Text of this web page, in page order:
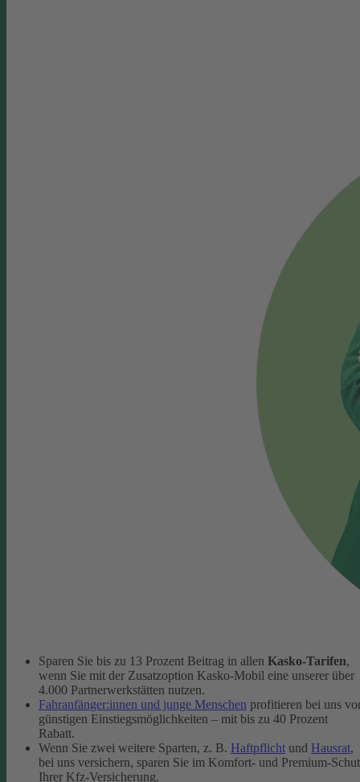
Sparen Sie bis zu 13 Prozent Beitrag in allen Kasko-Tarifen,
wenn Sie mit der Zusatzoption Kasko-Mobil eine unserer über
4.000 Partnerwerkstätten nutzen.
Fahranfänger:innen und junge Menschen profitieren bei uns
günstigen Einstiegsmöglichkeiten – mit bis zu 40 Prozent
Rabatt.
Wenn Sie zwei weitere Sparten, z. B. Haftpflicht und Hausrat,
bei uns versichern, sparen Sie im Komfort- und Premium-
Ihrer Kfz-Versicherung.